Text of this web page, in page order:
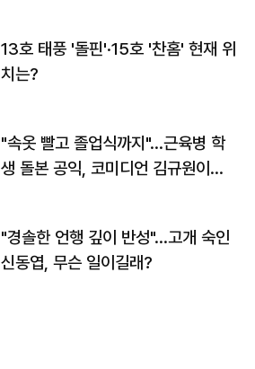
13호 태풍 '돌핀'·15호 '찬홈' 현재 위
치는?
"속옷 빨고 졸업식까지"…근육병 학
생 돌본 공익, 코미디언 김규원이었
"경솔한 언행 깊이 반성"…고개 숙인
신동엽, 무슨 일이길래?